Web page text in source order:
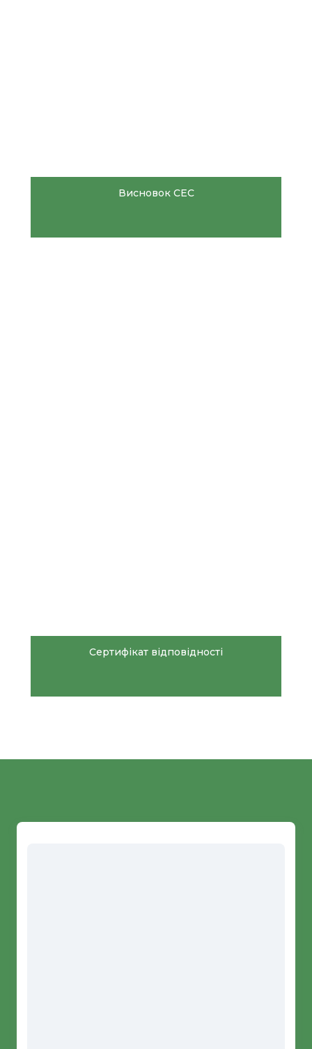
Висновок СЕС
Сертифікат відповідності